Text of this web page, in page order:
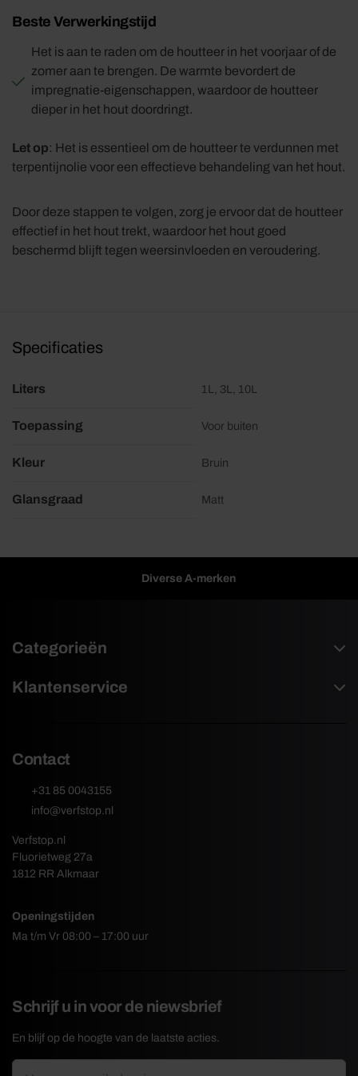
Beste Verwerkingstijd
Het is aan te raden om de houtteer in het voorjaar of de
zomer aan te brengen. De warmte bevordert de
impregnatie-eigenschappen, waardoor de houtteer
dieper in het hout doordringt.
Let op: Het is essentieel om de houtteer te verdunnen met
terpentijnolie voor een effectieve behandeling van het hout.
Door deze stappen te volgen, zorg je ervoor dat de houtteer
effectief in het hout trekt, waardoor het hout goed
beschermd blijft tegen weersinvloeden en veroudering.
Specificaties
Liters 1L, 3L, 10L
Toepassing Voor buiten
Kleur Bruin
Glansgraad Matt
Diverse A-merken
Categorieën
Klantenservice
Contact
+31 85 0043155
info@verfstop.nl
Verfstop.nl
Fluorietweg 27a
1812 RR Alkmaar
Openingstijden
Ma t/m Vr 08:00 – 17:00 uur
Schrijf u in voor de niewsbrief
En blijf op de hoogte van de laatste acties.